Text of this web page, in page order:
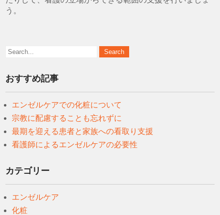
う。
おすすめ記事
エンゼルケアでの化粧について
宗教に配慮することも忘れずに
最期を迎える患者と家族への看取り支援
看護師によるエンゼルケアの必要性
カテゴリー
エンゼルケア
化粧